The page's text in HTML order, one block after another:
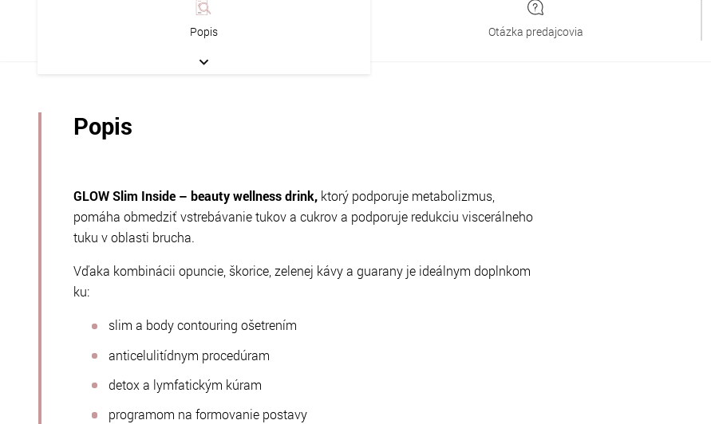
Popis Otázka predajcovia
Popis
GLOW Slim Inside – beauty wellness drink, ktorý podporuje metabolizmus,
pomáha obmedziť vstrebávanie tukov a cukrov a podporuje redukciu viscerálneho
tuku v oblasti brucha.
Vďaka kombinácii opuncie, škorice, zelenej kávy a guarany je ideálnym doplnkom
ku:
slim a body contouring ošetrením
anticelulitídnym procedúram
detox a lymfatickým kúram
programom na formovanie postavy